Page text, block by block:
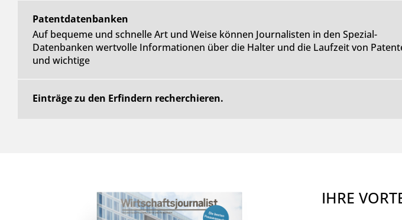
Patentdatenbanken
Auf bequeme und schnelle Art und Weise können Journalisten in den Spezial-
Datenbanken wertvolle Informationen über die Halter und die Laufzeit von
und wichtige
Einträge zu den Erfindern recherchieren.
IHRE